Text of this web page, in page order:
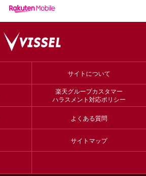
サイトについて
楽天グループカスタマー
ハラスメント対応ポリシー
よくある質問
サイトマップ